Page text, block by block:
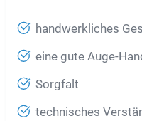
handwerkliches
eine gute Auge-
Sorgfalt
technisches